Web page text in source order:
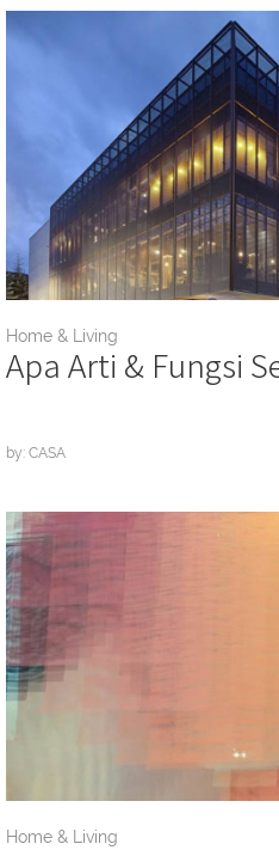
Home & Living
Apa Arti & Fungsi
by: CASA
Home & Living